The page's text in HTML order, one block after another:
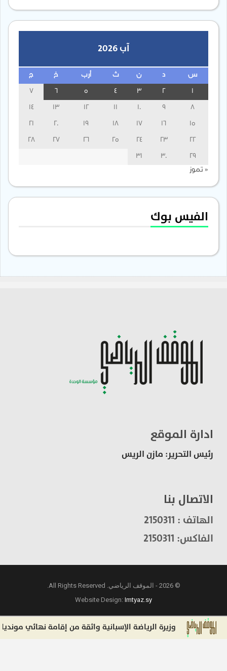
آب 2026
س ن ث أرب خ ج
3
13
14
15
16
17
18
19
20
21
22
23
24
25
26
27
28
29
30
31
« تموز
الفيس بوك
ادارة الموقع
رئيس التحرير: مازن الريس
الاتصال بنا
الهاتف : 2150311
الفاكس: 2150311
© 2026 - الموقف الرياضي. All Rights Reserved.
Website Design:Imtyaz.sy
وزيرة الرياضة الإسبانية واثقة من إقامة نهائي مونديال 2030 في إسبانيا